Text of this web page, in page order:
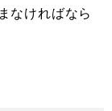
なければなら